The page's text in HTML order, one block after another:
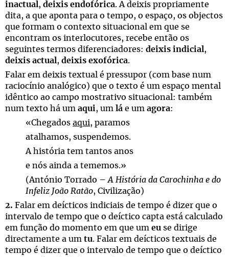
inactual , deixis endofórica. A deixis propriamente
dita, a que aponta para o tempo, o espaço, os objectos
que formam o contexto situacional em que se
encontram os interlocutores, recebe então os
seguintes termos diferenciadores: deixis indicial ,
deixis actual , deixis exofórica.
Falar em deixis textual é pressupor (com base num
raciocínio analógico) que o texto é um espaço mental
idêntico ao campo mostrativo situacional: também
num texto há um aqui, um lá e um agora:
«Chegados aqui, paramos
atalhamos, suspendemos.
A história tem tantos anos
e nós ainda a tememos.»
(António Torrado – A História da Carochinha e do
Infeliz João Ratão, Civilização)
2. Falar em deícticos indiciais de tempo é dizer que o
intervalo de tempo que o deíctico capta está calculado
em função do momento em que um eu se dirige
directamente a um tu. Falar em deícticos textuais de
tempo é dizer que o intervalo de tempo que o deíctico